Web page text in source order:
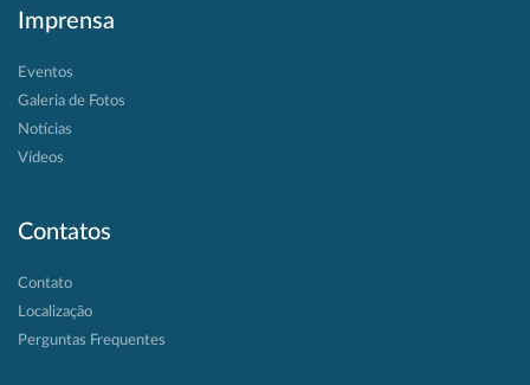
Imprensa
Eventos
Galeria de Fotos
Notícias
Vídeos
Contatos
Contato
Localização
Perguntas Frequentes